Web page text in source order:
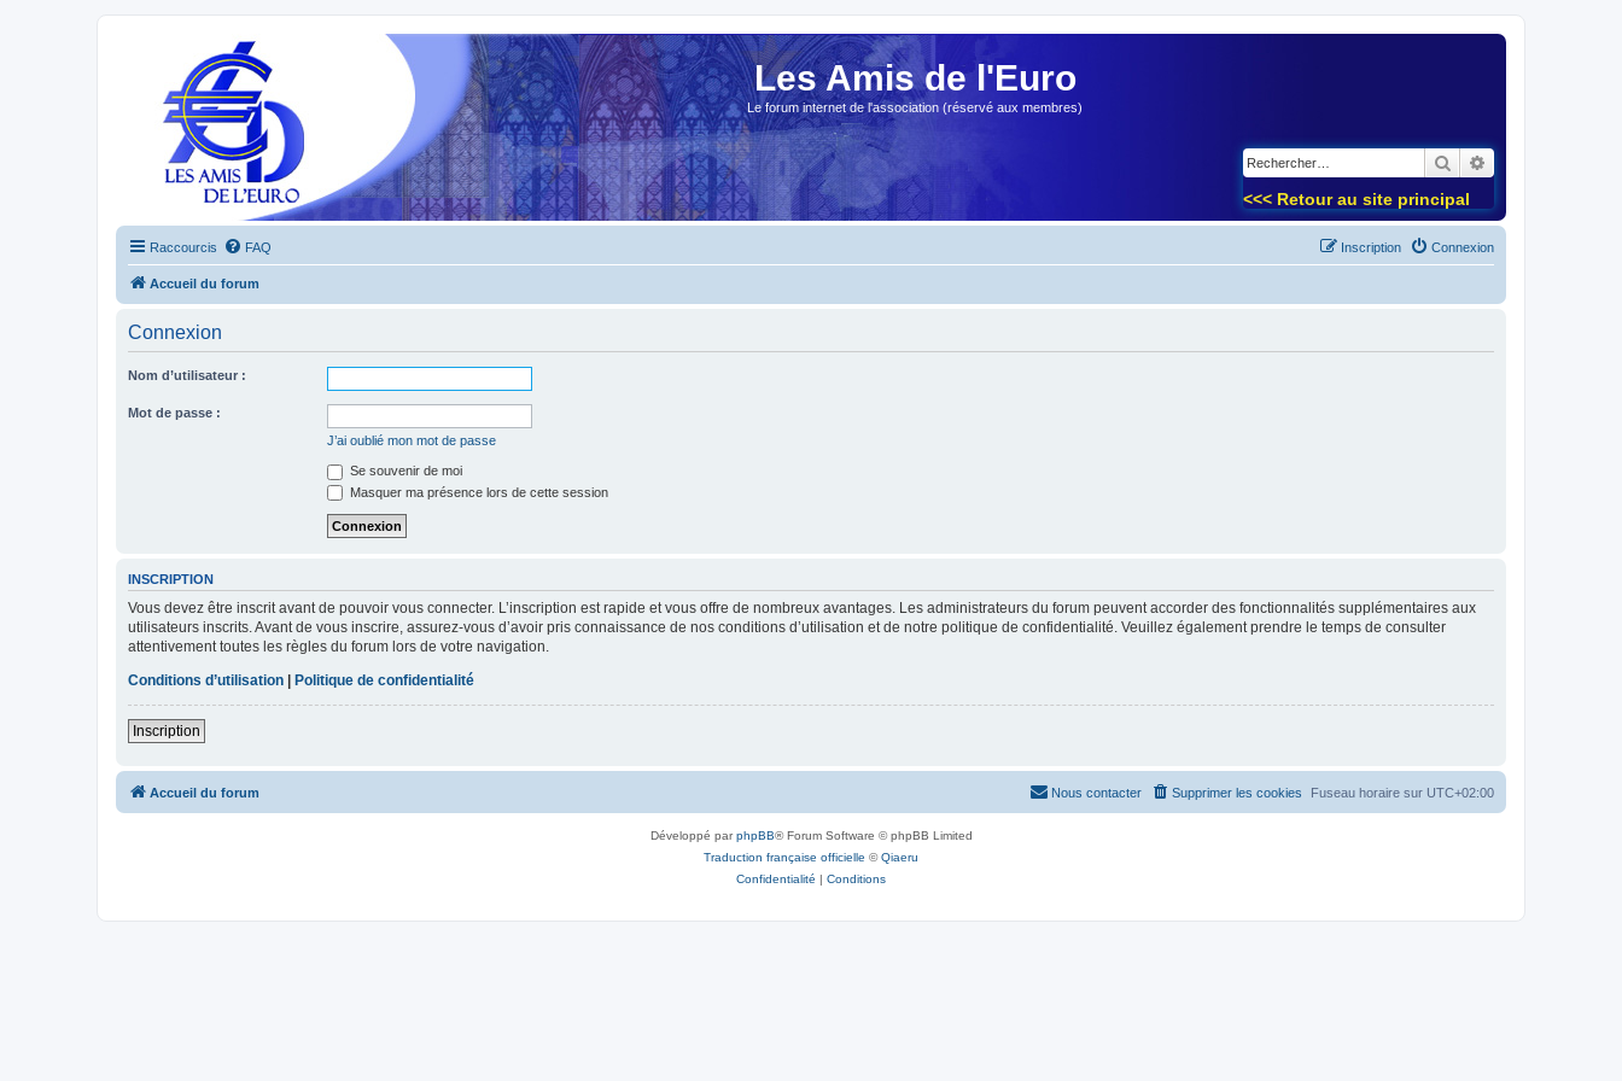
Les Amis de l'Euro
Le forum internet de l'association (réservé aux membres)
Rechercher
<<< Retour au site principal
Raccourcis FAQ Connexion
Inscription
Accueil du forum
Connexion
Nom d’utilisateur :
Mot de passe :
J’ai oublié mon mot de passe
Se souvenir de moi
Masquer ma présence lors de cette session
INSCRIPTION
Vous devez être inscrit avant de pouvoir vous connecter. L’inscription est rapide et vous offre de nombreux avantages. Les administrateurs du forum peuvent accorder des fonctionnalités supplémentaires aux
utilisateurs inscrits. Avant de vous inscrire, assurez-vous d’avoir pris connaissance de nos conditions d’utilisation et de notre politique de confidentialité. Veuillez également prendre le temps de consulter
attentivement toutes les règles du forum lors de votre navigation.
Conditions d’utilisation | Politique de confidentialité
Inscription
Accueil du forum Fuseau horaire sur UTC+02:00
Supprimer les cookies
Nous contacter
Développé parphpBB® Forum Software © phpBB Limited
Traduction française officielle ©Qiaeru
Confidentialité | Conditions